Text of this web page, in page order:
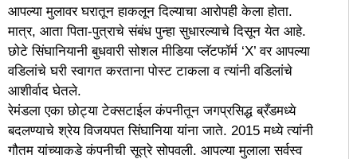
आपल्या मुलावर घरातून हाकलून दिल्याचा आरोपही केला होता.
मात्र, आता पिता-पुत्राचे संबंध पुन्हा सुधारल्याचे दिसून येत आहे.
छोटे सिंघानियानी बुधवारी सोशल मीडिया प्लॅटफॉर्म ‘X’ वर आपल्या
वडिलांचे घरी स्वागत करताना पोस्ट टाकला व त्यांनी वडिलांचे
आशीर्वाद घेतले.
रेमंडला एका छोट्या टेक्सटाईल कंपनीतून जगप्रसिद्ध ब्रँडमध्ये
बदलण्याचे श्रेय विजयपत सिंघानिया यांना जाते. 2015 मध्ये त्यांनी
गौतम यांच्याकडे कंपनीची सूत्रे सोपवली. आपल्या मुलाला सर्वस्व